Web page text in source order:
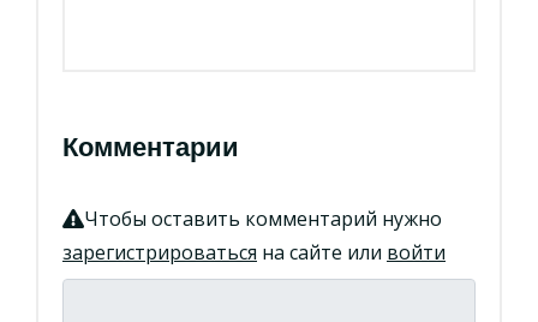
Комментарии
Чтобы оставить комментарий нужно
зарегистрироваться на сайте или войти